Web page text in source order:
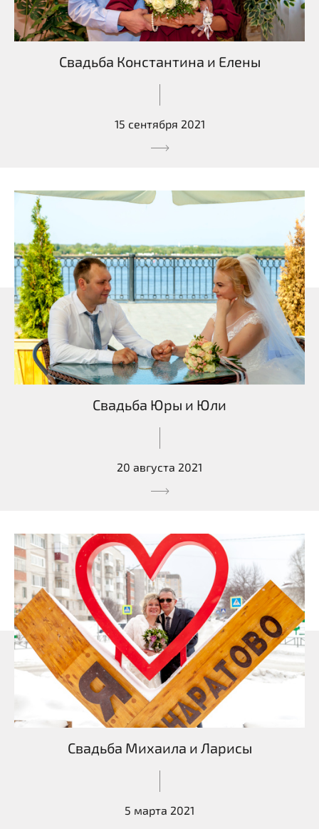
Свадьба Константина и Елены
15 сентября 2021
Свадьба Юры и Юли
20 августа 2021
Свадьба Михаила и Ларисы
5 марта 2021